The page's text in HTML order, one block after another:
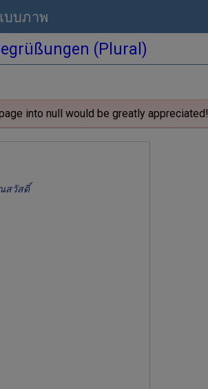
บบภาพ
(Plural)
into null would be greatly appreciated!
สวัสดิ์